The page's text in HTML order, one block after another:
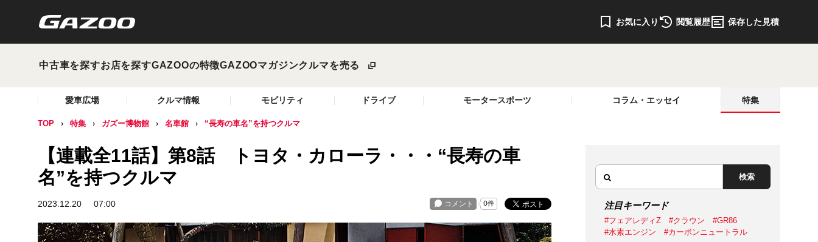
お気に入り 閲覧履歴 保存した見積
中古車を探すお店を探すGAZOOの特徴GAZOOマガジンクルマを売る
愛車広場 クルマ情報 モビリティ ドライブ モータースポーツ コラム・エッセイ 特集
TOP 特集 ガズー博物館 名車館 “長寿の車名”を持つクルマ
【連載全11話】第8話 トヨタ・カローラ・・・“長寿の車
名”を持つクルマ
2023.12.20 07:00
検索
注目キーワード
#フェアレディZ #クラウン
#GR86
#水素エンジン
#カーボンニュートラル